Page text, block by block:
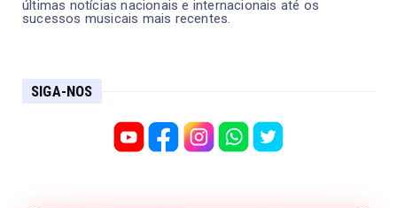
últimas notícias nacionais e internacionais até os
sucessos musicais mais recentes.
SIGA-NOS